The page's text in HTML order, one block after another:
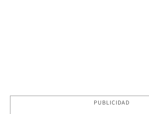
PUBLICIDAD